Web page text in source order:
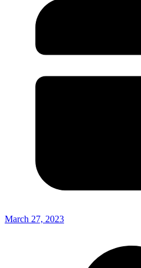
March 27, 2023